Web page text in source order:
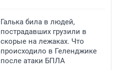
Галька била в людей,
пострадавших грузили в
скорые на лежаках. Что
происходило в Геленджике
после атаки БПЛА